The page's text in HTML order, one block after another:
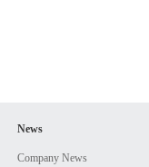
News
Company News